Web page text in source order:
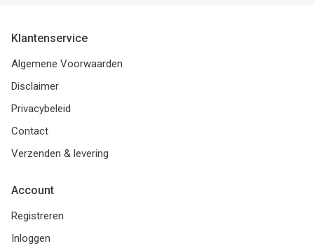
Klantenservice
Algemene Voorwaarden
Disclaimer
Privacybeleid
Contact
Verzenden & levering
Account
Registreren
Inloggen